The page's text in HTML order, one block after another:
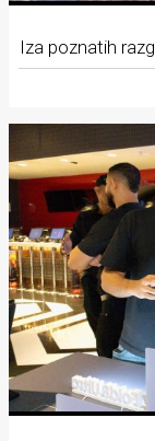
Iza poznatih